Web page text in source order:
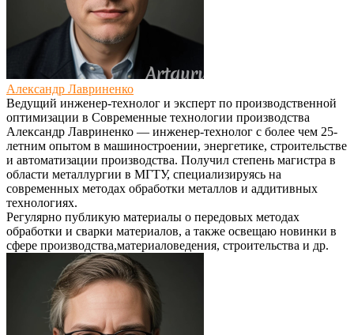
Александр Лавриненко
Ведущий инженер-технолог и эксперт по производственной
оптимизации в Современные технологии производства
Александр Лавриненко — инженер-технолог с более чем 25-
летним опытом в машиностроении, энергетике, строительстве
и автоматизации производства. Получил степень магистра в
области металлургии в МГТУ, специализируясь на
современных методах обработки металлов и аддитивных
технологиях.
Регулярно публикую материалы о передовых методах
обработки и сварки материалов, а также освещаю новинки в
сфере производства,материаловедения, строительства и др.